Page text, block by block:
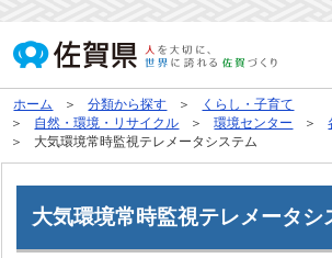
ホーム 分類から探す
くらし・子育て
自然・環境・リサイクル
環境センター
大気環境常時監視テレメータシステム
大気環境常時監視テレメータシ